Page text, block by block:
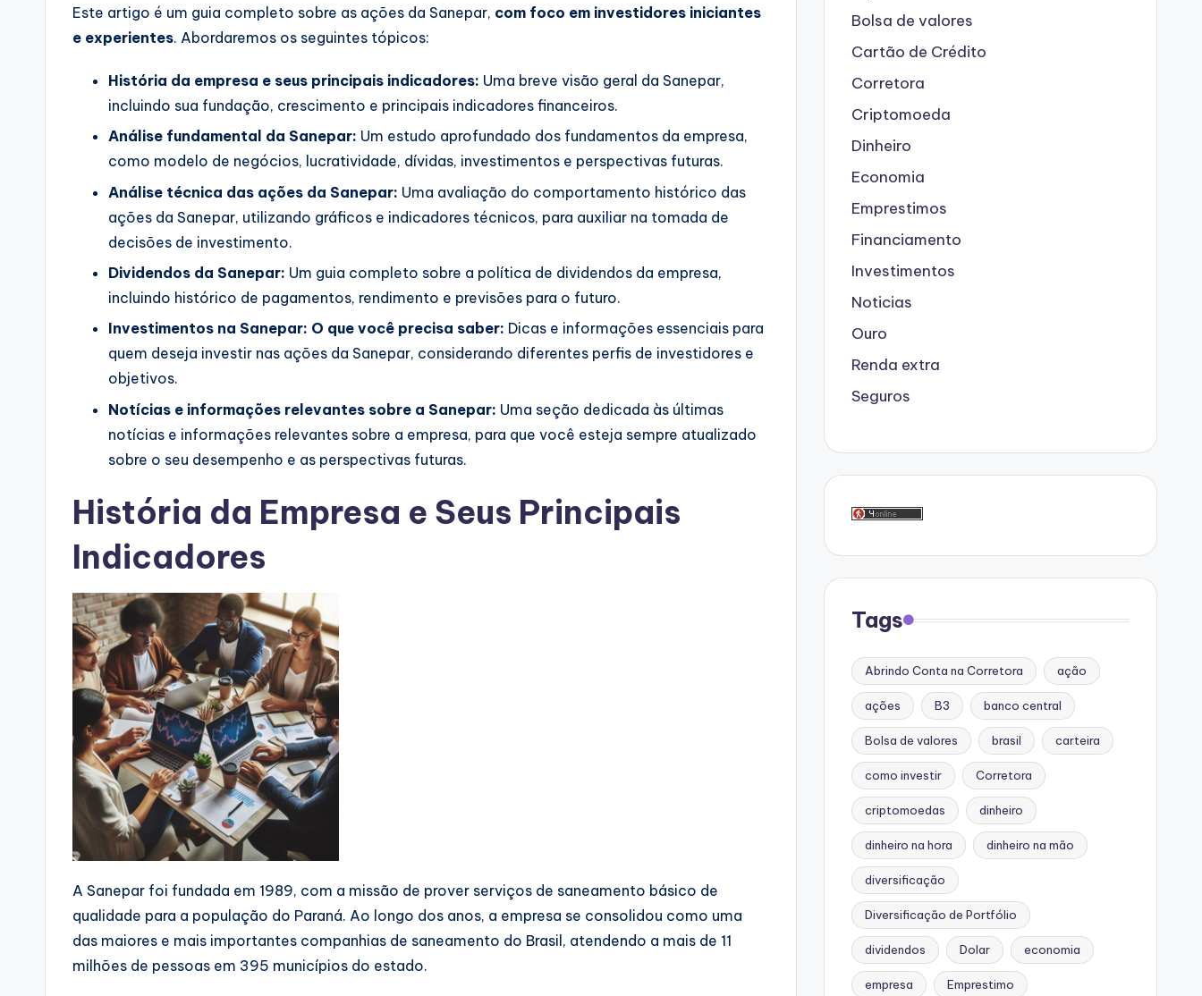
Este artigo é um guia completo sobre as ações da Sanepar, com foco em investidores iniciantes
e experientes. Abordaremos os seguintes tópicos:
História da empresa e seus principais indicadores: Uma breve visão geral da Sanepar,
incluindo sua fundação, crescimento e principais indicadores financeiros.
Análise fundamental da Sanepar: Um estudo aprofundado dos fundamentos da empresa,
como modelo de negócios, lucratividade, dívidas, investimentos e perspectivas futuras.
Análise técnica das ações da Sanepar: Uma avaliação do comportamento histórico das
ações da Sanepar, utilizando gráficos e indicadores técnicos, para auxiliar na tomada de
decisões de investimento.
Dividendos da Sanepar: Um guia completo sobre a política de dividendos da empresa,
incluindo histórico de pagamentos, rendimento e previsões para o futuro.
Investimentos na Sanepar: O que você precisa saber: Dicas e informações essenciais para
quem deseja investir nas ações da Sanepar, considerando diferentes perfis de investidores e
objetivos.
Notícias e informações relevantes sobre a Sanepar: Uma seção dedicada às últimas
notícias e informações relevantes sobre a empresa, para que você esteja sempre atualizado
sobre o seu desempenho e as perspectivas futuras.
História da Empresa e Seus Principais
Indicadores
A Sanepar foi fundada em 1989, com a missão de prover serviços de saneamento básico de
qualidade para a população do Paraná. Ao longo dos anos, a empresa se consolidou como uma
das maiores e mais importantes companhias de saneamento do Brasil, atendendo a mais de 11
milhões de pessoas em 395 municípios do estado.
Bolsa de valores
Cartão de Crédito
Corretora
Criptomoeda
Dinheiro
Economia
Emprestimos
Financiamento
Investimentos
Noticias
Ouro
Renda extra
Seguros
Tags
Abrindo Conta na Corretora ação
ações B3 banco central
Bolsa de valores brasil carteira
como investir Corretora
criptomoedas dinheiro
dinheiro na hora dinheiro na mão
diversificação
Diversificação de Portfólio
dividendos Dolar economia
empresa Emprestimo